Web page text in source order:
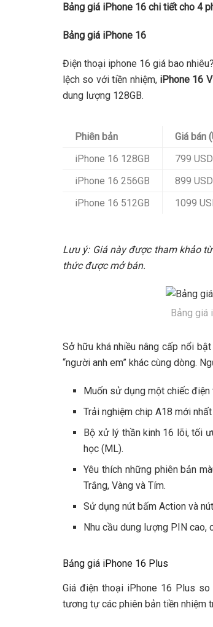
Bảng giá iPhone 16 chi tiết cho 4
Bảng giá iPhone 16
Điện thoại iphone 16 giá bao
lệch so với tiền nhiệm, iPhone 16
dung lượng 128GB.
Phiên bản Giá bán
iPhone 16 128GB
799 USD
iPhone 16 256GB
899 USD
iPhone 16 512GB
1099
Lưu ý: Giá này được tham khảo
thức được mở bán.
Bảng giá
Sở hữu khá nhiều nâng cấp nổi
“người anh em” khác cùng dòng.
Muốn sử dụng một chiếc
Trải nghiệm chip A18 mới
Bộ xử lý thần kinh 16 lõi, tối
học (ML).
Yêu thích những phiên bản
Trắng, Vàng và Tím.
Sử dụng nút bấm Action và
Nhu cầu dung lượng PIN cao,
Bảng giá iPhone 16 Plus
Giá điện thoại iPhone 16 Plus so
tương tự các phiên bản tiền nhiệm